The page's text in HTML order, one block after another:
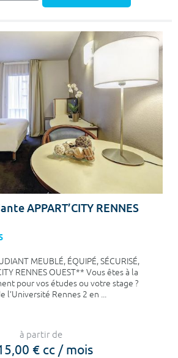
APPART’CITY RENNES
MEUBLÉ, ÉQUIPÉ, SÉCURISÉ,
RENNES OUEST** Vous êtes à la
pour vos études ou votre stage ?
l’Université Rennes 2 en ...
à partir de
€ cc / mois